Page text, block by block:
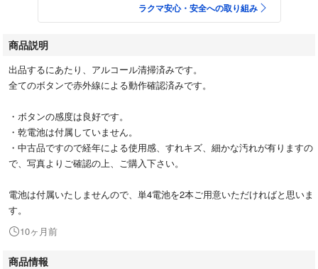
ラクマ安心・安全への取り組み
商品説明
出品するにあたり、アルコール清掃済みです。
全てのボタンで赤外線による動作確認済みです。
・ボタンの感度は良好です。
・乾電池は付属していません。
・中古品ですので経年による使用感、すれキズ、細かな汚れが有りますの
で、写真よりご確認の上、ご購入下さい。
電池は付属いたしませんので、単4電池を2本ご用意いただければと思いま
す。
10ヶ月前
商品情報